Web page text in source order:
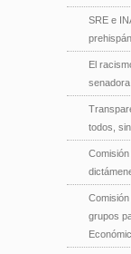
SRE e
El
todos,
grupos